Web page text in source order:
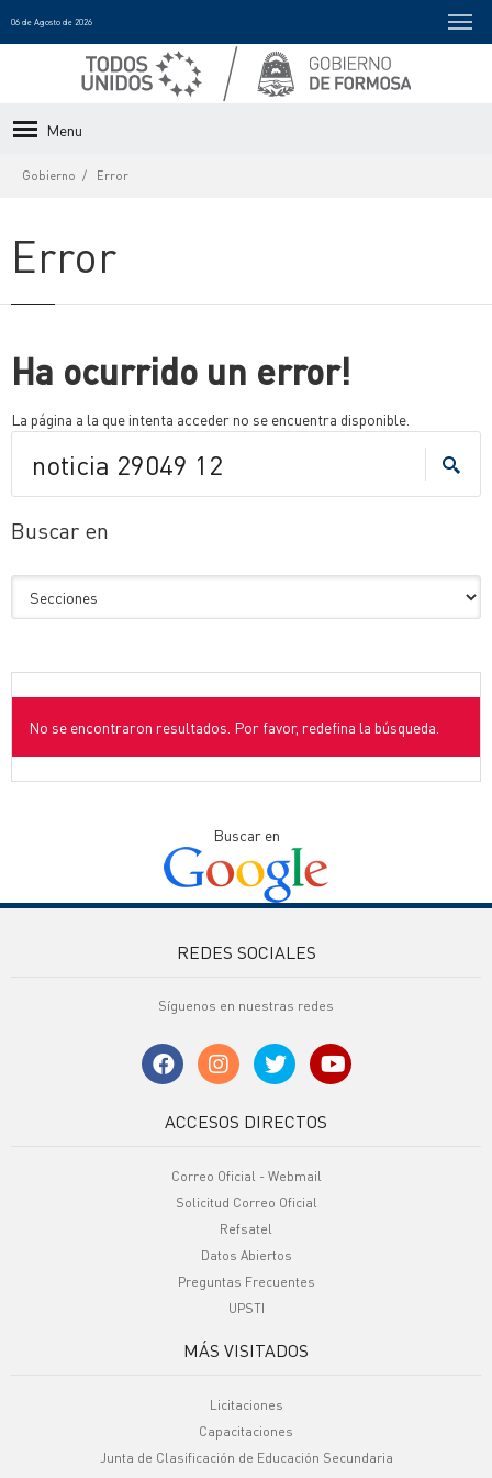
06 de Agosto de 2026
Menu
Gobierno Error
Error
Ha ocurrido un error!
La página a la que intenta acceder no se encuentra disponible.
Buscar en
No se encontraron resultados. Por favor, redefina la búsqueda.
Buscar en
REDES SOCIALES
Síguenos en nuestras redes
ACCESOS DIRECTOS
Correo Oficial - Webmail
Solicitud Correo Oficial
Refsatel
Datos Abiertos
Preguntas Frecuentes
UPSTI
MÁS VISITADOS
Licitaciones
Capacitaciones
Junta de Clasificación de Educación Secundaria